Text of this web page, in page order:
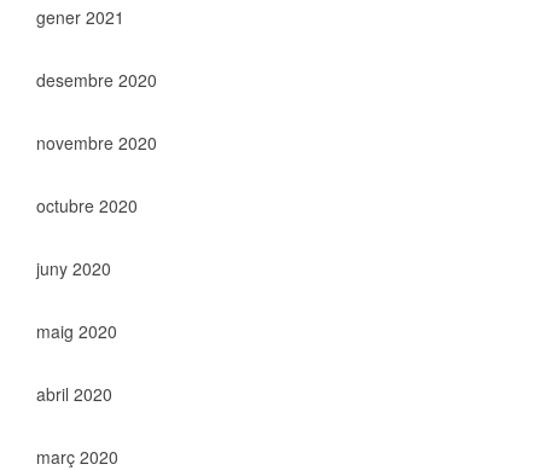
gener 2021
desembre 2020
novembre 2020
octubre 2020
juny 2020
maig 2020
abril 2020
març 2020